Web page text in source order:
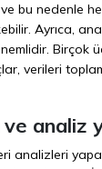
bu nedenle
Ayrıca,
Birçok
verileri
analiz
analizleri